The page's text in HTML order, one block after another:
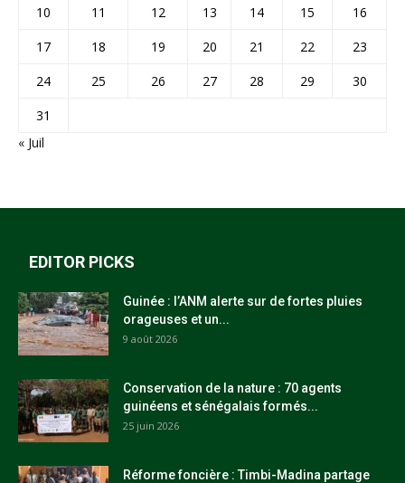
10
11 12 13 14 15
16
17
18 19 20 21 22
23
24
25 26 27 28 29
30
31
« Juil
EDITOR PICKS
Guinée : l’ANM alerte sur de fortes pluies
orageuses et un...
9 août 2026
Conservation de la nature : 70 agents
guinéens et sénégalais formés...
25 juin 2026
Réforme foncière : Timbi-Madina partage